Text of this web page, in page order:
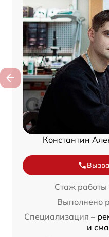
Константин
Стаж работы
Выполнено
Специализация –
и